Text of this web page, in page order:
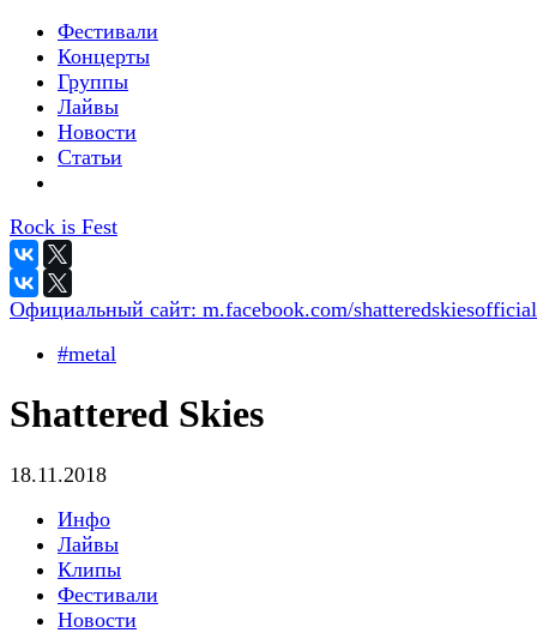
Фестивали
Концерты
Группы
Лайвы
Новости
Статьи
Rock is Fest
Официальный сайт: m.facebook.com/
#metal
Shattered Skies
18.11.2018
Инфо
Лайвы
Клипы
Фестивали
Новости